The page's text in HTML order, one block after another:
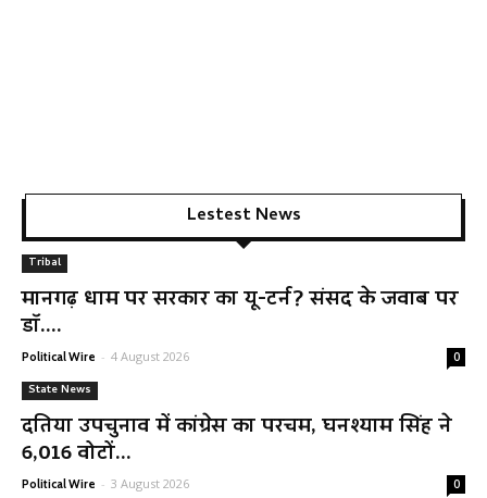
Lestest News
Tribal
मानगढ़ धाम पर सरकार का यू-टर्न? संसद के जवाब पर
डॉ....
Political Wire - 4 August 2026 0
State News
दतिया उपचुनाव में कांग्रेस का परचम, घनश्याम सिंह ने
6,016 वोटों...
Political Wire - 3 August 2026 0